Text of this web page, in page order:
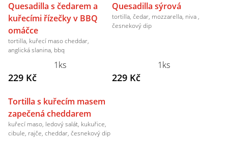
Quesadilla s čedarem a
kuřecími řízečky v BBQ
omáčce
tortilla, kuřecí maso cheddar,
anglická slanina, bbq
1ks
229 Kč
Quesadilla sýrová
tortilla, čedar, mozzarella, niva ,
česnekový dip
1ks
229 Kč
Tortilla s kuřecím masem
zapečená cheddarem
kuřecí maso, ledový salát, kukuřice,
cibule, rajče, cheddar, česnekový dip